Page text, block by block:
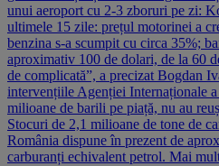
unui aeroport cu 2-3 zboruri pe zi:
ultimele 15 zile: prețul motorinei a
benzina s-a scumpit cu circa 35%;
aproximativ 100 de dolari, de la 60
de complicată”, a precizat Bogdan
intervențiile Agenției Internaționale
milioane de barili pe piață, nu au
Stocuri de 2,1 milioane de tone de
România dispune în prezent de
carburanți echivalent petrol. Mai